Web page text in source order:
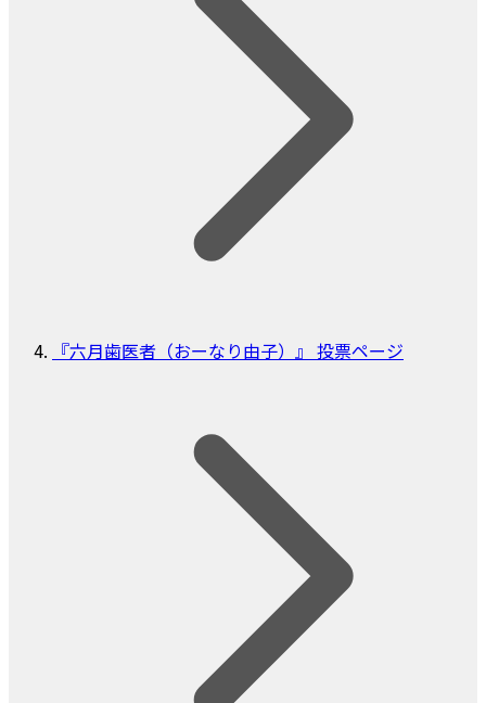
『六月歯医者（おーなり由子）』 投票ページ